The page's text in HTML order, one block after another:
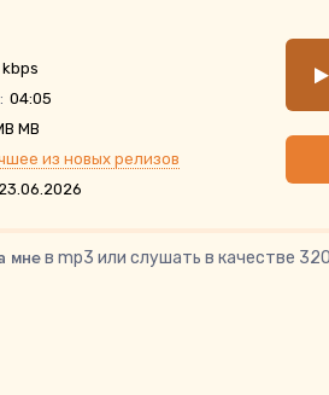
04:05
MB
из новых релизов
23.06.2026
мнев mp3 или слушать в качестве